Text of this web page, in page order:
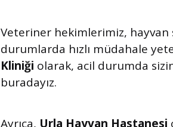
Veteriner hekimlerimiz, hayvan
durumlarda hızlı müdahale
Kliniği olarak, acil durumda
buradayız.
Ayrıca, Urla Hayvan Hastanesi